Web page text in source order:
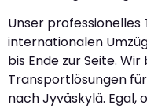
Unser
internationalen
bis Ende zur Seite.
Transportlösungen
nach Jyväskylä. Egal,